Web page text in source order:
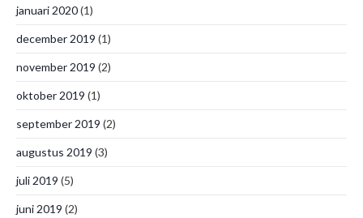
januari 2020(1)
december 2019 (1)
november 2019 (2)
oktober 2019 (1)
september 2019 (2)
augustus 2019 (3)
juli 2019 (5)
juni 2019 (2)